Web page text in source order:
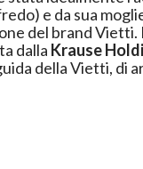
e da sua
dalla Krause
della Vietti, di